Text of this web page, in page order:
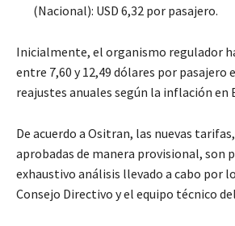
(Nacional): USD 6,32 por pasajero.
Inicialmente, el organismo regulador
entre 7,60 y 12,49 dólares por pasajero
reajustes anuales según la inflación en
De acuerdo a Ositran, las nuevas
aprobadas de manera provisional, son
exhaustivo análisis llevado a cabo por
Consejo Directivo y el equipo técnico